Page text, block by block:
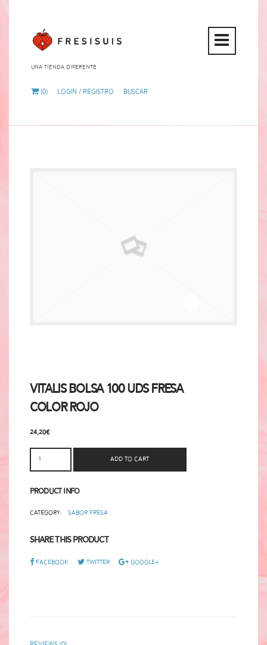
Una tienda diferente
Open
(0) Login / Registro Buscar
Vitalis Bolsa 100 Uds Fresa
Color Rojo
24,20€
Add to cart
Product Info
Category: Sabor Fresa
Share This Product
Facebook Twitter Google+